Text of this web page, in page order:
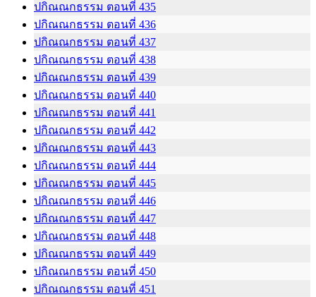
ปกิณณกธรรม ตอนที่ 435
ปกิณณกธรรม ตอนที่ 436
ปกิณณกธรรม ตอนที่ 437
ปกิณณกธรรม ตอนที่ 438
ปกิณณกธรรม ตอนที่ 439
ปกิณณกธรรม ตอนที่ 440
ปกิณณกธรรม ตอนที่ 441
ปกิณณกธรรม ตอนที่ 442
ปกิณณกธรรม ตอนที่ 443
ปกิณณกธรรม ตอนที่ 444
ปกิณณกธรรม ตอนที่ 445
ปกิณณกธรรม ตอนที่ 446
ปกิณณกธรรม ตอนที่ 447
ปกิณณกธรรม ตอนที่ 448
ปกิณณกธรรม ตอนที่ 449
ปกิณณกธรรม ตอนที่ 450
ปกิณณกธรรม ตอนที่ 451